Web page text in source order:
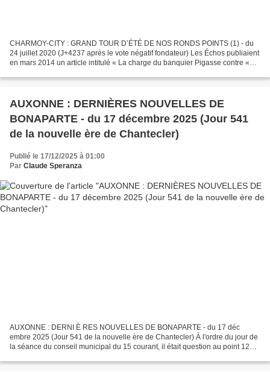
CHARMOY-CITY : GRAND TOUR D’ÉTÉ DE NOS RONDS POINTS (1) - du
24 juillet 2020 (J+4237 après le vote négatif fondateur) Les Échos publiaient
en mars 2014 un article intitulé « La charge du banquier Pigasse contre «
AUXONNE : DERNIÈRES NOUVELLES DE
BONAPARTE - du 17 décembre 2025 (Jour 541
de la nouvelle ère de Chantecler)
Publié le 17/12/2025 à 01:00
Par Claude Speranza
AUXONNE : DERNI È RES NOUVELLES DE BONAPARTE - du 17 déc
embre 2025 (Jour 541 de la nouvelle ère de Chantecler) À l'ordre du jour de
la séance du conseil municipal du 15 courant, il était question au point 12